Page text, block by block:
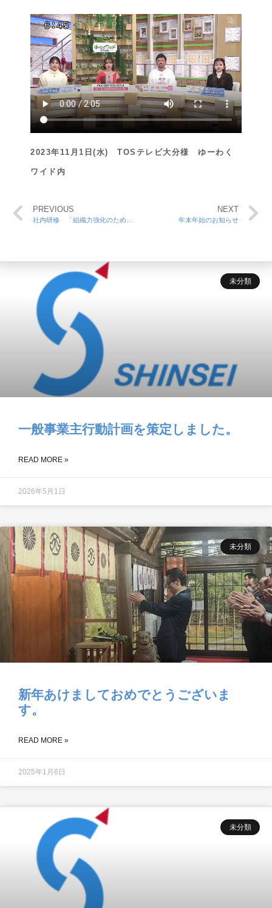
2023年11月1日(水) TOSテレビ大分様 ゆーわく
ワイド内
PREVIOUS NEXT
年末年始のお知らせ
未分類
一般事業主行動計画を策定しました。
READ MORE »
2026年5月1日
未分類
新年あけましておめでとうございま
す。
READ MORE »
2025年1月6日
未分類